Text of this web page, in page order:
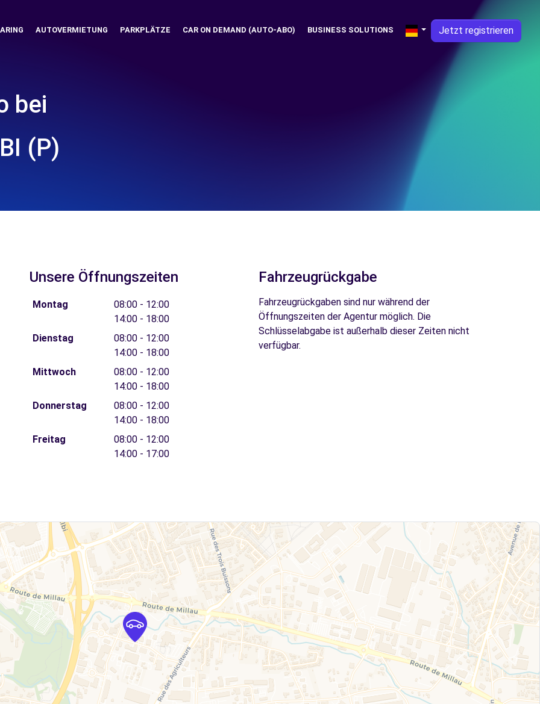
AUTOVERMIETUNG PARKPLÄTZE CAR ON DEMAND (AUTO-ABO) BUSINESS SOLUTIONS Jetzt registrieren
bei
(P)
Unsere Öffnungszeiten
Montag
08:00 - 12:00
14:00 - 18:00
Dienstag
08:00 - 12:00
14:00 - 18:00
Mittwoch
08:00 - 12:00
14:00 - 18:00
Donnerstag
08:00 - 12:00
14:00 - 18:00
Freitag
08:00 - 12:00
14:00 - 17:00
Fahrzeugrückgabe
Fahrzeugrückgaben sind nur während der
Öffnungszeiten der Agentur möglich. Die
Schlüsselabgabe ist außerhalb dieser Zeiten nicht
verfügbar.